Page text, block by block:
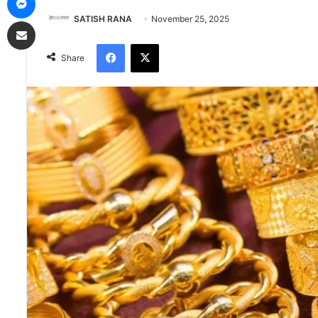
SATISH RANA November 25, 2025
Share
Facebook
X
Share via Email